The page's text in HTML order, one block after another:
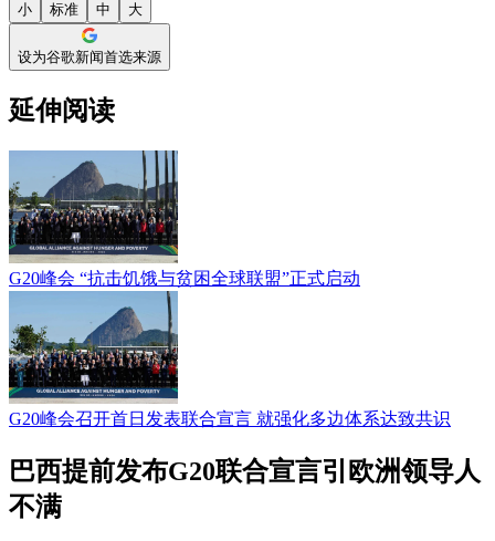
小 标准 中 大
设为谷歌新闻首选来源
延伸阅读
G20峰会 “抗击饥饿与贫困全球联盟”正式启动
G20峰会召开首日发表联合宣言 就强化多边体系达致共识
巴西提前发布G20联合宣言引欧洲领导人
不满